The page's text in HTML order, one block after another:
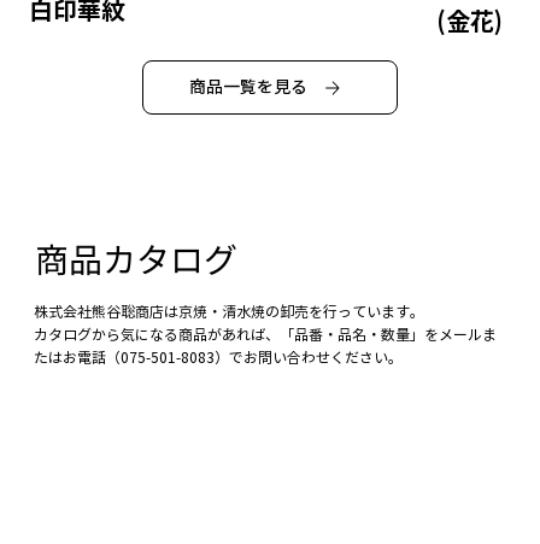
白印華紋 (金花)
商品一覧を見る
商品カタログ
株式会社熊谷聡商店は京焼・清水焼の卸売を行っています。
カタログから気になる商品があれば、「品番・品名・数量」をメールま
たはお電話（075-501-8083）でお問い合わせください。